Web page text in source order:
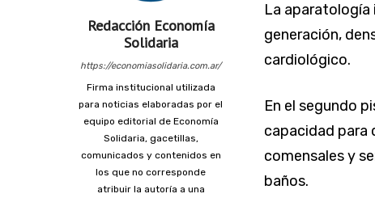
Redacción Economía
Solidaria
https://economiasolidaria.com.ar/
Firma institucional utilizada
para noticias elaboradas por el
equipo editorial de Economía
Solidaria, gacetillas,
comunicados y contenidos en
los que no corresponde
atribuir la autoría a una
La aparatología
generación,
cardiológico.
En el segundo
capacidad para
comensales y
baños.